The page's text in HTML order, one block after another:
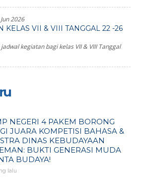
2026
KELAS VII & VIII TANGGAL 22 -26
kegiatan bagi kelas VII & VIII Tanggal
NEGERI 4 PAKEM BORONG
JUARA KOMPETISI BAHASA &
DINAS KEBUDAYAAN
BUKTI GENERASI MUDA
BUDAYA!
lalu